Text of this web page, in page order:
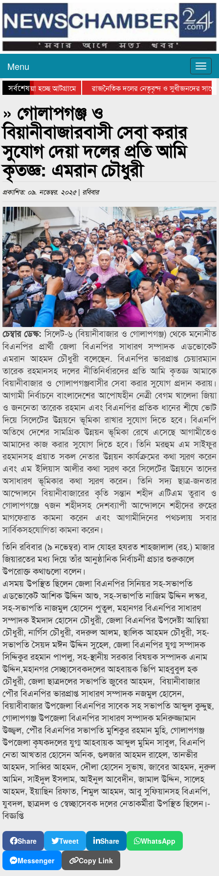
Menu
সর্বশেষ
যাওয়া হচ্ছে আটগ্রামে
রাজনৈতিক দলের নেতৃবৃন্দ ও সুধীজনদের সাথে
» গোলাপগঞ্জ ও
বিয়ানীবাজারবাসী সেবা করার
সুযোগ দেয়া দলের প্রতি আমি
কৃতজ্ঞ: এমরান চৌধুরী
প্রকাশিত: ০৯. নভেম্বর. ২০২৫ | রবিবার
চেম্বার ডেস্ক:সিলেট-৬ (বিয়ানীবাজার ও গোলাপগঞ্জ) থেকে মনোনীত
বিএনপির প্রার্থী জেলা বিএনপির সাধারণ সম্পাদক এডভোকেট
এমরান আহমদ চৌধুরী বলেছেন. বিএনপির ভারপ্রাপ্ত চেয়ারম্যান
তারেক রহমানসহ দলের নীতিনির্ধারদের প্রতি আমি কৃতজ্ঞ আমাকে
বিয়ানীবাজার ও গোলাপগঞ্জবাসীর সেবা করার সুযোগ প্রদান করায়।
আগামী নির্বাচনে বাংলাদেশের আপোষহীন নেত্রী বেগম খালেদা জিয়া
ও জননেতা তারেক রহমান এবং বিএনপির প্রতিক ধানের শীষে ভোট
দিয়ে সিলেটের উন্নয়নে ভূমিকা রাখার সুযোগ দিতে হবে। বিএনপি
অতিথে দেশের সামগ্রিক উন্নয়ন ভূমিকা রেখে এসেছে আগামীতেও
আমাদের কাজ করার সুযোগ দিতে হবে। তিনি মরহুম এম সাইফুর
রহমানসহ প্রয়াত সকল নেতার উন্নয়ন কার্যক্রমের কথা স্মরণ করেন
এবং এম ইলিয়াস আলীর কথা স্মরণ করে সিলেটের উন্নয়নে তাদের
অসাধারণ ভূমিকার কথা স্মরণ করেন। তিনি সদ্য ছাত্র-জনতার
আন্দোলনে বিয়ানীবাজারের কৃতি সন্তান শহীদ এটিএম তুরাব ও
গোলাপগঞ্জে ৭জন শহীদসহ দেশব্যাপী আন্দোলনে শহীদের রুহের
মাগফেরাত কামনা করেন এবং আগামীদিনের পথচলায় সবার
সার্বিকসহযোগিতা কামনা করেন।
তিনি রবিবার (৯ নভেম্বর) বাদ যোহর হযরত শাহজালাল (রহ.) মাজার
জিয়ারতের মধ্য দিয়ে তাঁর আনুষ্ঠানিক নির্বাচনী প্রচার শুরুকালে
উপরোক্ত কথাগুলো বলেন।
এসময় উপস্থিত ছিলেন জেলা বিএনপির সিনিয়র সহ-সভাপতি
এডভোকেট আশিক উদ্দিন আশু, সহ-সভাপতি নাজিম উদ্দিন লস্কর,
সহ-সভাপতি নাজমুল হোসেন পুতুল, মহানগর বিএনপির সাধারণ
সম্পাদক ইমদাদ হোসেন চৌধুরী, জেলা বিএনপির উপদেষ্টা আম্বিয়া
চৌধুরী, নার্গিস চৌধুরী, বদরুল আলম, ছালিক আহমদ চৌধুরী, সহ-
সভাপতি সৈয়দ মঈন উদ্দিন সুহেল, জেলা বিএনপির যুগ্ম সম্পাদক
সিদ্দিকুর রহমান পাপলু, সহ-স্থানীয় সরকার বিষয়ক সম্পাদক এনাম
উদ্দিন,মহানগর সেচ্ছাসেবকদলের আহবায়ক ভিপি মাহবুবুল হক
চৌধুরী, জেলা ছাত্রদলের সভাপতি জুবের আহমদ, বিয়ানীবাজার
পৌর বিএনপির ভারপ্রাপ্ত সাধারণ সম্পাদক নজমুল হোসেন,
বিয়াবীবাজার উপজেলা বিএনপির সাবেক সহ সভাপতি আব্দুল কুদ্দুছ,
গোলাপগঞ্জ উপজেলা বিএনপির সাধারণ সম্পাদক মনিরুজ্জামান
উজ্জ্বল, পৌর বিএনপির সভাপতি মুশিকুর রহমান মুহি, গোলাপগঞ্জ
উপজেলা কৃষকদলের যুগ্ম আহবায়ক আব্দুল মুমিন সাবুল, বিএনপি
নেতা আখতার হোসেন অনিক, গুলজার আহমদ রাহেল, তানভীর
আহমদ, সাব্বির আহমদ, দৌলা হোসেন সুভাষ, জাবের আহমদ, নুরুল
আমিন, সাইদুল ইসলাম, আইনুল আবেদীন, জামাল উদ্দিন, সালেহ
আহমদ, ইয়াছিন রিফাত, শিমুল আহমদ, আবু সুফিয়ানসহ বিএনপি,
যুবদল, ছাত্রদল ও স্বেচ্ছাসেবক দলের নেতাকর্মীরা উপস্থিত ছিলেন।-
বিজ্ঞপ্তি
Share Tweet Share
WhatsApp
Messenger
Copy Link